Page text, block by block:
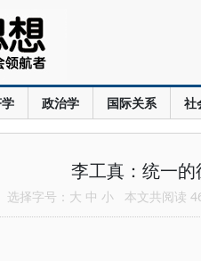
政治学 国际关系 社
李工真：统一
选择字号： 大 中 小 本文共阅读